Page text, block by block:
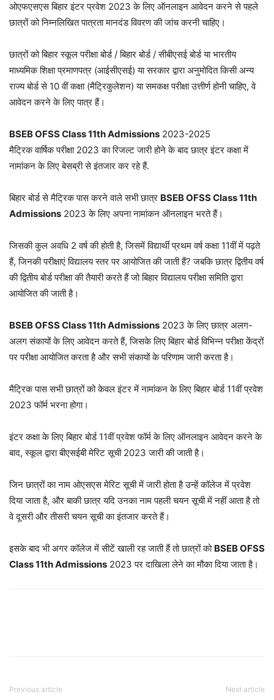
ओएफएसएस बिहार इंटर प्रवेश 2023 के लिए ऑनलाइन आवेदन करने से पहले
छात्रों को निम्नलिखित पात्रता मानदंड विवरण की जांच करनी चाहिए।
छात्रों को बिहार स्कूल परीक्षा बोर्ड / बिहार बोर्ड / सीबीएसई बोर्ड या भारतीय
माध्यमिक शिक्षा प्रमाणपत्र (आईसीएसई) या सरकार द्वारा अनुमोदित किसी अन्य
राज्य बोर्ड से 10 वीं कक्षा (मैट्रिकुलेशन) या समकक्ष परीक्षा उत्तीर्ण होनी चाहिए, वे
आवेदन करने के लिए पात्र हैं।
BSEB OFSS Class 11th Admissions 2023-2025
मैट्रिक वार्षिक परीक्षा 2023 का रिजल्ट जारी होने के बाद छात्र इंटर कक्षा में
नामांकन के लिए बेसब्री से इंतजार कर रहे हैं.
बिहार बोर्ड से मैट्रिक पास करने वाले सभी छात्र BSEB OFSS Class 11th
Admissions 2023 के लिए अपना नामांकन ऑनलाइन भरते हैं।
जिसकी कुल अवधि 2 वर्ष की होती है, जिसमें विद्यार्थी प्रथम वर्ष कक्षा 11वीं में पढ़ते
हैं, जिनकी परीक्षाएं विद्यालय स्तर पर आयोजित की जाती हैं? जबकि छात्र द्वितीय वर्ष
की द्वितीय बोर्ड परीक्षा की तैयारी करते हैं जो बिहार विद्यालय परीक्षा समिति द्वारा
आयोजित की जाती है।
BSEB OFSS Class 11th Admissions 2023 के लिए छात्र अलग-
अलग संकायों के लिए आवेदन करते हैं, जिसके लिए बिहार बोर्ड विभिन्न परीक्षा केंद्रों
पर परीक्षा आयोजित करता है और सभी संकायों के परिणाम जारी करता है।
मैट्रिक पास सभी छात्रों को केवल इंटर में नामांकन के लिए बिहार बोर्ड 11वीं प्रवेश
2023 फॉर्म भरना होगा।
इंटर कक्षा के लिए बिहार बोर्ड 11वीं प्रवेश फॉर्म के लिए ऑनलाइन आवेदन करने के
बाद, स्कूल द्वारा बीएसईबी मेरिट सूची 2023 जारी की जाती है।
जिन छात्रों का नाम ओएसएस मेरिट सूची में जारी होता है उन्हें कॉलेज में प्रवेश
दिया जाता है, और बाकी छात्र यदि उनका नाम पहली चयन सूची में नहीं आता है तो
वे दूसरी और तीसरी चयन सूची का इंतजार करते हैं।
इसके बाद भी अगर कॉलेज में सीटें खाली रह जाती हैं तो छात्रों को BSEB OFSS
Class 11th Admissions 2023 पर दाखिला लेने का मौका दिया जाता है।
Previous article Next article